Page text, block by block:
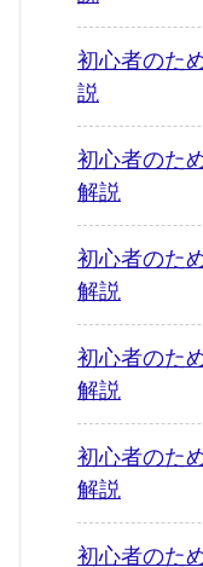
初心者のた
説
初心者のた
解説
初心者のた
解説
初心者のた
解説
初心者のた
解説
初心者のた